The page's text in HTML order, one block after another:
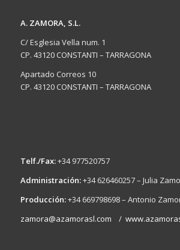
A. ZAMORA, S.L.
C/ Esglesia Vella num. 1
CP. 43120 CONSTANTI – TARRAGONA
Apartado Correos 10
CP. 43120 CONSTANTI – TARRAGONA
Telf./Fax:+34 977520757
Administración:+34 626460257 – Julia
Producción:+34 669798698 – Antonio
zamora@azamorasl.com /